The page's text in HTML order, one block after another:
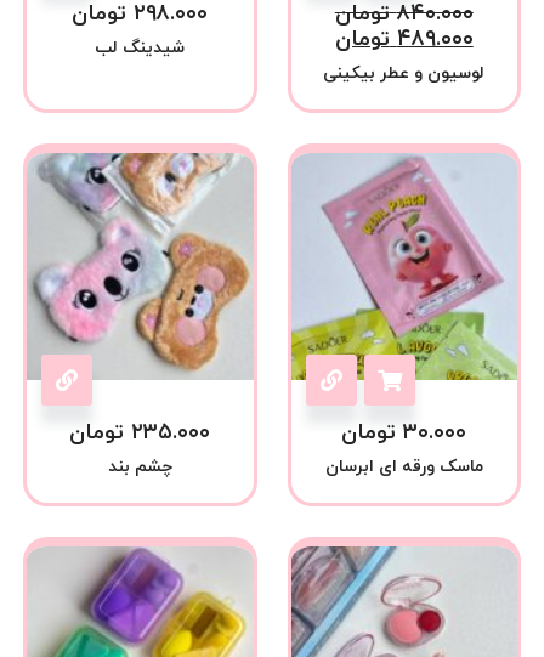
۸۴۰.۰۰۰ تومان
۴۸۹.۰۰۰ تومان
لوسیون و عطر بیکینی
۲۹۸.۰۰۰ تومان
شیدینگ لب
۳۰.۰۰۰ تومان
ماسک ورقه ای ابرسان
۲۳۵.۰۰۰ تومان
چشم بند